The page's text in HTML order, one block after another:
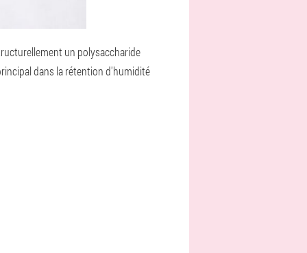
un polysaccharide
dans la rétention d'humidité